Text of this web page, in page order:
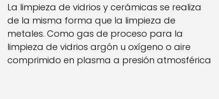
La limpieza de vidrios y cerámicas se realiza
de la misma forma que la limpieza de
metales. Como gas de proceso para la
limpieza de vidrios argón u oxígeno o aire
comprimido en plasma a presión atmosférica